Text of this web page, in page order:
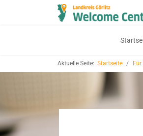
Aktuelle Seite: Startseite